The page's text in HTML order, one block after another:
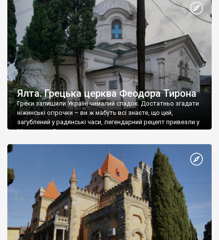
Ялта. Грецька церква Феодора Тирона
Греки залишили Україні чималий спадок. Достатньо згадати
ніжинські огірочки – ви ж мабуть всі знаєте, що цей,
загублений у радянські часи, легендарний рецепт привезли у
Ніжин греки?